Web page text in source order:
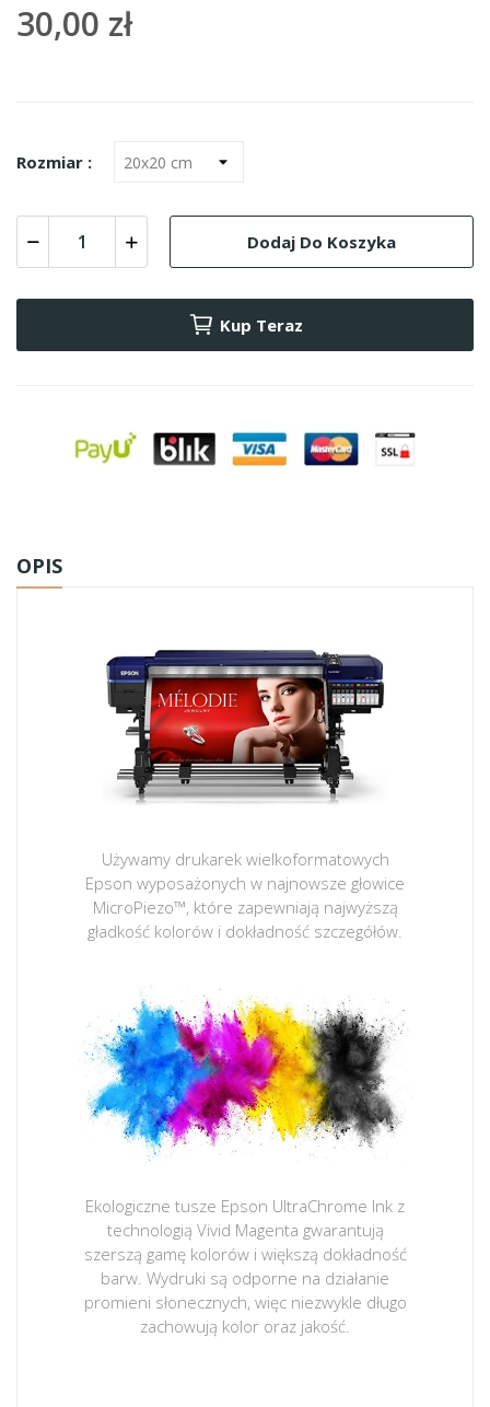
30,00 zł
Rozmiar :
Dodaj Do Koszyka
Kup Teraz
OPIS
Używamy drukarek wielkoformatowych
Epson wyposażonych w najnowsze głowice
MicroPiezo™, które zapewniają najwyższą
gładkość kolorów i dokładność szczegółów.
Ekologiczne tusze Epson UltraChrome Ink z
technologią Vivid Magenta gwarantują
szerszą gamę kolorów i większą dokładność
barw. Wydruki są odporne na działanie
promieni słonecznych, więc niezwykle długo
zachowują kolor oraz jakość.